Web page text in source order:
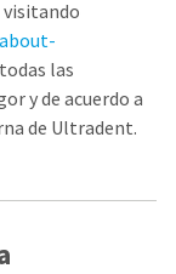
visitando
las
y de acuerdo a
de Ultradent.